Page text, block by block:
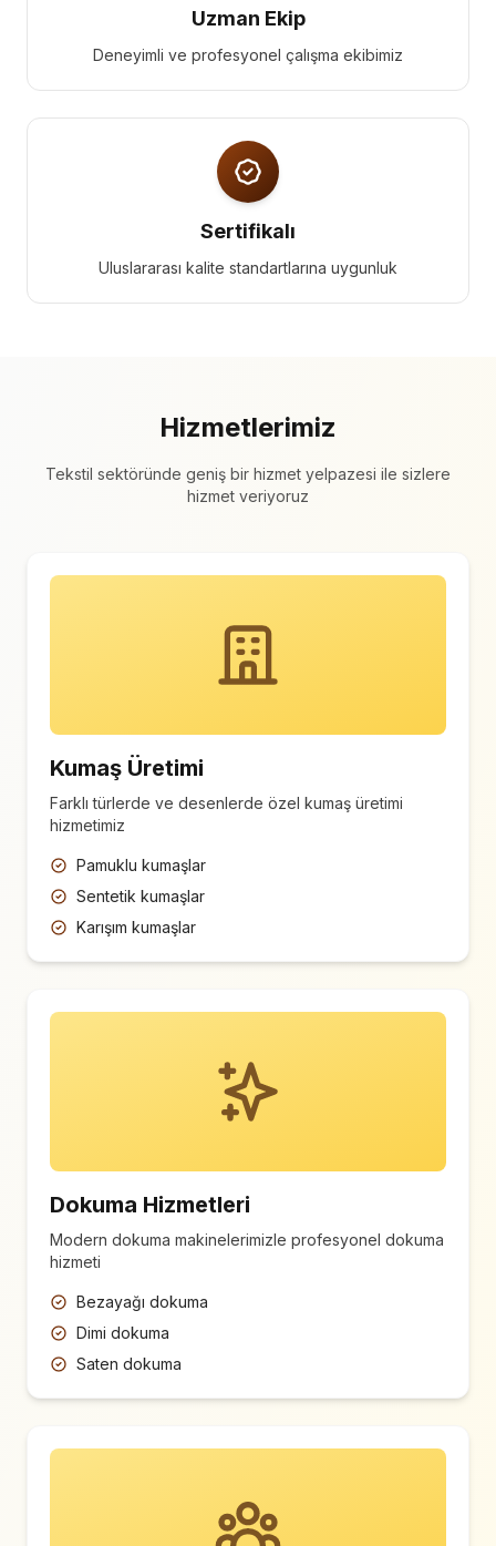
Uzman Ekip
Deneyimli ve profesyonel çalışma ekibimiz
Sertifikalı
Uluslararası kalite standartlarına uygunluk
Hizmetlerimiz
Tekstil sektöründe geniş bir hizmet yelpazesi ile sizlere
hizmet veriyoruz
Kumaş Üretimi
Farklı türlerde ve desenlerde özel kumaş üretimi
hizmetimiz
Pamuklu kumaşlar
Sentetik kumaşlar
Karışım kumaşlar
Dokuma Hizmetleri
Modern dokuma makinelerimizle profesyonel dokuma
hizmeti
Bezayağı dokuma
Dimi dokuma
Saten dokuma